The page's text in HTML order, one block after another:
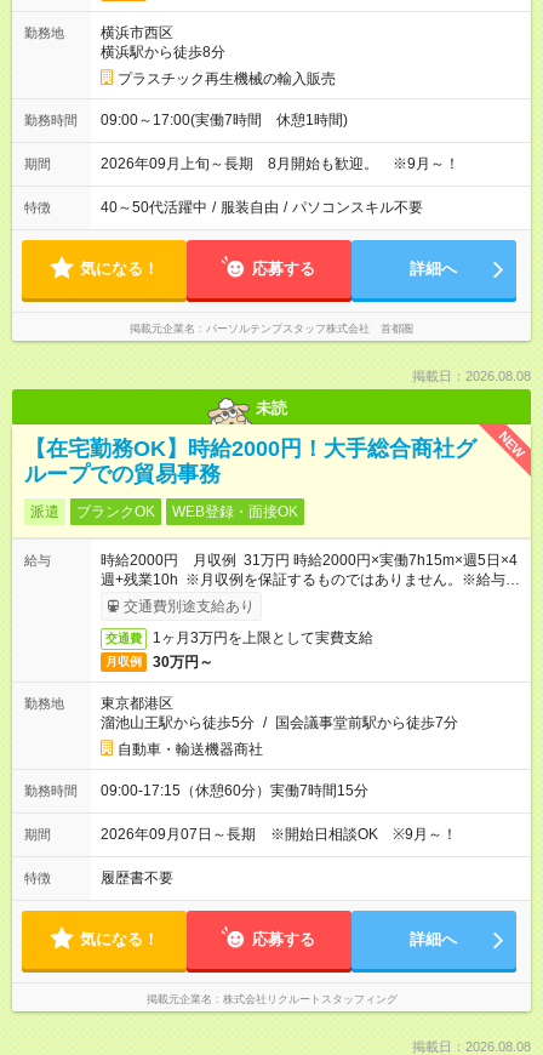
勤務地
横浜市西区
横浜駅から徒歩8分
プラスチック再生機械の輸入販売
勤務時間 09:00～17:00(実働7時間 休憩1時間)
期間 2026年09月上旬～長期 8月開始も歓迎。 ※9月～！
特徴 40～50代活躍中 / 服装自由 / パソコンスキル不要
気になる！ 応募する 詳細へ
掲載元企業名 パーソルテンプスタッフ株式会社 首都圏
掲載日：2026.08.08
未読
NEW
【在宅勤務OK】時給2000円！大手総合商社グ
ループでの貿易事務
派遣 ブランクOK WEB登録・面接OK
給与
時給2000円 月収例 31万円 時給2000円×実働7h15m×週5日×4
週+残業10h ※月収例を保証するものではありません。※給与即
受取りサービス利用可（利用条件有）
交通費別途支給あり
交通費 1ヶ月3万円を上限として実費支給
月収例 30万円～
勤務地
東京都港区
溜池山王駅から徒歩5分 / 国会議事堂前駅から徒歩7分
自動車・輸送機器商社
勤務時間 09:00-17:15（休憩60分）実働7時間15分
期間 2026年09月07日～長期 ※開始日相談OK ※9月～！
特徴 履歴書不要
気になる！ 応募する 詳細へ
掲載元企業名 株式会社リクルートスタッフィング
掲載日：2026.08.08